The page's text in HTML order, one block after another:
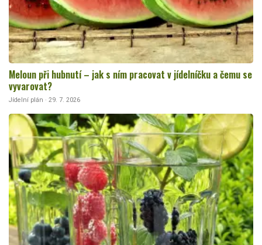
Meloun při hubnutí – jak s ním pracovat v jídelníčku a čemu se
vyvarovat?
Jídelní plán · 29. 7. 2026